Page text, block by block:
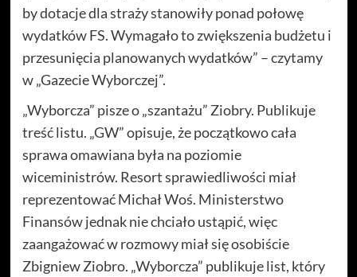
by dotacje dla straży stanowiły ponad połowę
wydatków FS. Wymagało to zwiększenia budżetu i
przesunięcia planowanych wydatków” – czytamy
w „Gazecie Wyborczej”.
„Wyborcza” pisze o „szantażu” Ziobry. Publikuje
treść listu. „GW” opisuje, że początkowo cała
sprawa omawiana była na poziomie
wiceministrów. Resort sprawiedliwości miał
reprezentować Michał Woś. Ministerstwo
Finansów jednak nie chciało ustąpić, więc
zaangażować w rozmowy miał się osobiście
Zbigniew Ziobro. „Wyborcza” publikuje list, który